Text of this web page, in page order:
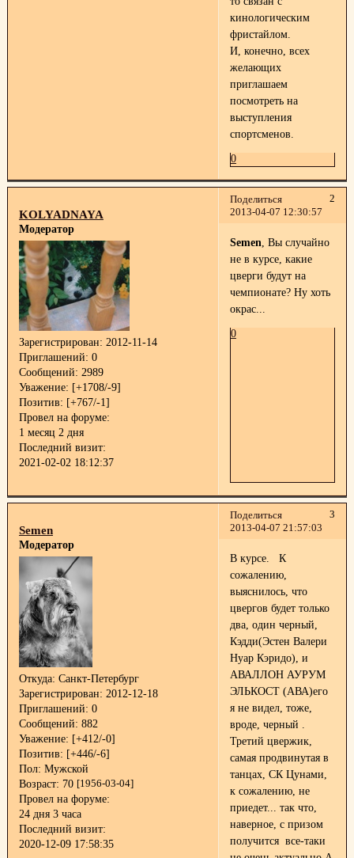
кинологическим
фристайлом.
И, конечно, всех
желающих
приглашаем
посмотреть на
выступления
спортсменов.
0
Поделиться
2
2013-04-07 12:30:57
KOLYADNAYA
Модератор
Зарегистрирован: 2012-11-14
Приглашений: 0
Сообщений: 2989
Уважение: [+1708/-9]
Позитив: [+767/-1]
Провел на форуме:
1 месяц 2 дня
Последний визит:
2021-02-02 18:12:37
Semen , Вы случайно
не в курсе, какие
цверги будут на
чемпионате? Ну хоть
окрас...
0
Поделиться
3
2013-04-07 21:57:03
Semen
Модератор
Откуда: Санкт-Петербург
Зарегистрирован: 2012-12-18
Приглашений: 0
Сообщений: 882
Уважение: [+412/-0]
Позитив: [+446/-6]
Пол: Мужской
Возраст: 70 [1956-03-04]
Провел на форуме:
24 дня 3 часа
Последний визит:
2020-12-09 17:58:35
В курсе.
К
сожалению,
выяснилось, что
цвергов будет только
два, один черный,
Кэдди(Эстен Валери
Нуар Кэридо), и
АВАЛЛОН АУРУМ
ЭЛЬКОСТ (АВА)его
я не видел, тоже,
вроде, черный .
Третий цвержик,
самая продвинутая в
танцах, СК Цунами,
к сожалению, не
приедет... так что,
наверное, с призом
получится все-таки